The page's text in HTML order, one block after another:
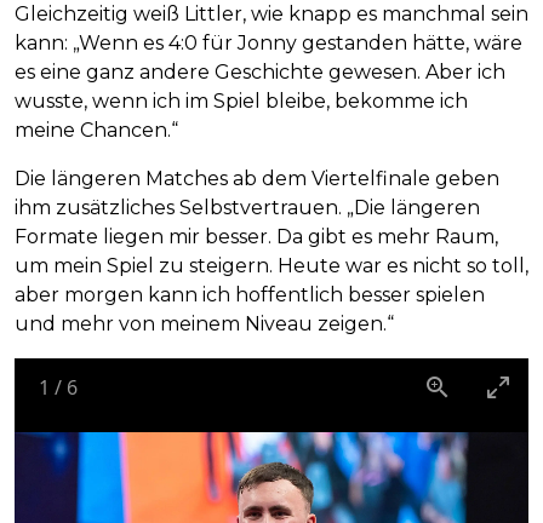
Gleichzeitig weiß Littler, wie knapp es manchmal sein
kann: „Wenn es 4:0 für Jonny gestanden hätte, wäre
es eine ganz andere Geschichte gewesen. Aber ich
wusste, wenn ich im Spiel bleibe, bekomme ich
meine Chancen.“
Die längeren Matches ab dem Viertelfinale geben
ihm zusätzliches Selbstvertrauen. „Die längeren
Formate liegen mir besser. Da gibt es mehr Raum,
um mein Spiel zu steigern. Heute war es nicht so toll,
aber morgen kann ich hoffentlich besser spielen
und mehr von meinem Niveau zeigen.“
1 / 6